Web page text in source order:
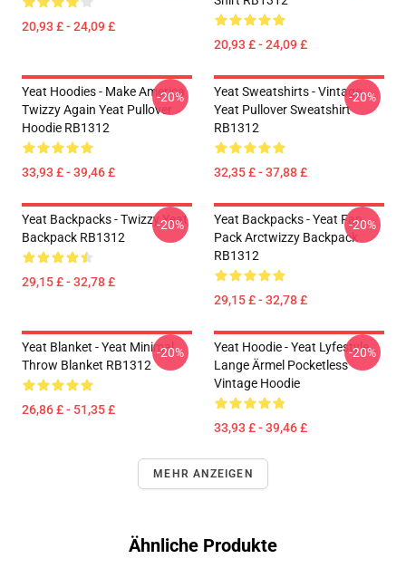
20,93 £ - 24,09 £
20,93 £ - 24,09 £
Yeat Hoodies - Make America
Twizzy Again Yeat Pullover
Hoodie RB1312
33,93 £ - 39,46 £
-20%
Yeat Sweatshirts - Vintage
Yeat Pullover Sweatshirt
RB1312
32,35 £ - 37,88 £
-20%
Yeat Backpacks - Twizzy Yeat
Backpack RB1312
29,15 £ - 32,78 £
-20%
Yeat Backpacks - Yeat Fan
Pack Arctwizzy Backpack
RB1312
29,15 £ - 32,78 £
-20%
Yeat Blanket - Yeat Minimal
Throw Blanket RB1312
26,86 £ - 51,35 £
-20%
Yeat Hoodie - Yeat Lyfestyle
Lange Ärmel Pocketless
Vintage Hoodie
33,93 £ - 39,46 £
-20%
MEHR ANZEIGEN
Ähnliche Produkte